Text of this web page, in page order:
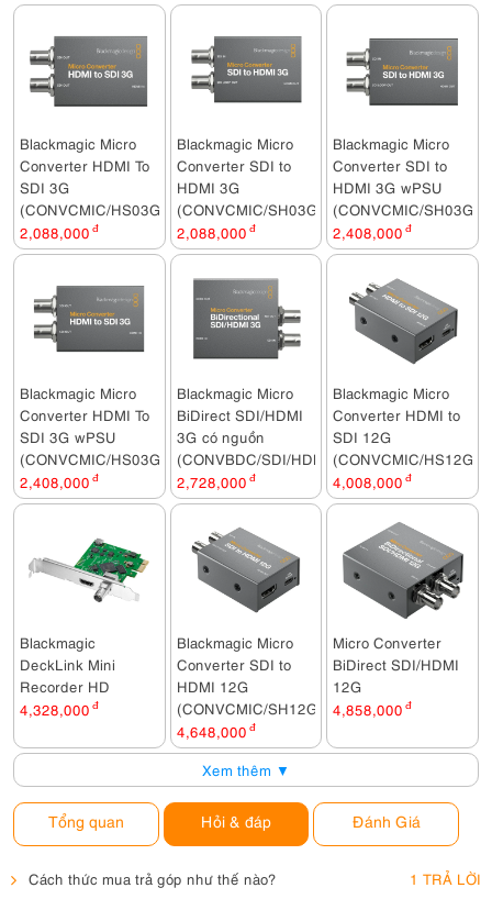
Blackmagic Micro
Converter HDMI To
SDI 3G
(CONVCMIC/HS03G)
2,088,000 đ
Blackmagic Micro
Converter SDI to
HDMI 3G
(CONVCMIC/SH03G)
2,088,000 đ
Blackmagic Micro
Converter SDI to
HDMI 3G wPSU
(CONVCMIC/SH03G/
2,408,000 đ
Blackmagic Micro
Converter HDMI To
SDI 3G wPSU
(CONVCMIC/HS03G/WPSU)
2,408,000 đ
Blackmagic Micro
BiDirect SDI/HDMI
3G có nguồn
(CONVBDC/SDI/HDMI03G/PS)
2,728,000 đ
Blackmagic Micro
Converter HDMI to
SDI 12G
(CONVCMIC/HS12G)
4,008,000 đ
Blackmagic
DeckLink Mini
Recorder HD
4,328,000 đ
Blackmagic Micro
Converter SDI to
HDMI 12G
(CONVCMIC/SH12G)
4,648,000 đ
Micro Converter
BiDirect SDI/HDMI
12G
4,858,000 đ
Xem thêm ▼
Tổng quan Hỏi & đáp Đánh Giá
Cách thức mua trả góp như thế nào?
1 TRẢ LỜI